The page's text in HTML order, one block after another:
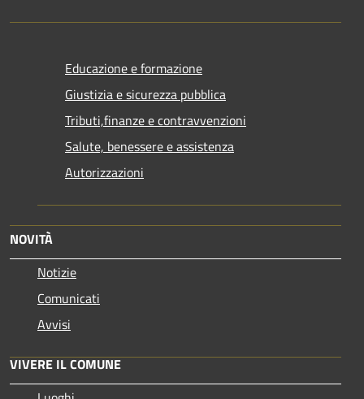
Educazione e formazione
Giustizia e sicurezza pubblica
Tributi,finanze e contravvenzioni
Salute, benessere e assistenza
Autorizzazioni
NOVITÀ
Notizie
Comunicati
Avvisi
VIVERE IL COMUNE